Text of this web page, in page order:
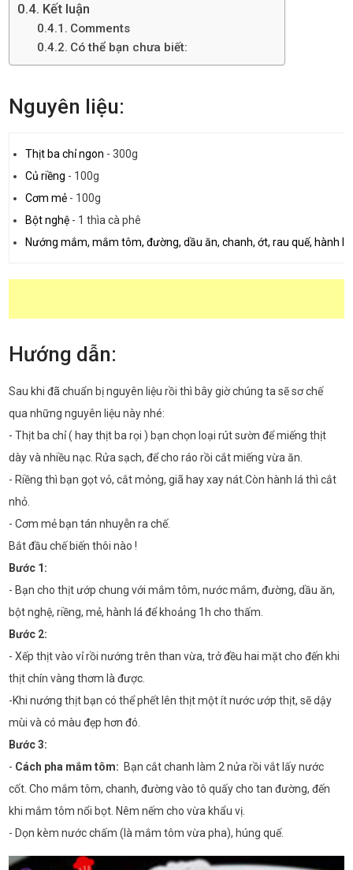
Kết luận
Comments
Có thể bạn chưa biết:
Nguyên liệu:
Thịt ba chỉ ngon -300g
Củ riềng - 100g
Cơm mẻ - 100g
Bột nghệ - 1 thìa cà phê
Nướng mắm, mắm tôm, đường, dầu ăn, chanh, ớt, rau quế, hành lá
Hướng dẫn:
Sau khi đã chuẩn bị nguyên liệu rồi thì bây giờ chúng ta sẽ sơ chế
qua những nguyên liệu này nhé:
- Thịt ba chỉ ( hay thịt ba rọi ) bạn chọn loại rút sườn để miếng thịt
dày và nhiều nạc. Rửa sạch, để cho ráo rồi cắt miếng vừa ăn.
- Riềng thì bạn gọt vỏ, cắt mỏng, giã hay xay nát.Còn hành lá thì cắt
nhỏ.
- Cơm mẻ bạn tán nhuyễn ra chế.
Bắt đầu chế biến thôi nào !
Bước 1:
- Bạn cho thịt ướp chung với mắm tôm, nước mắm, đường, dầu ăn,
bột nghệ, riềng, mẻ, hành lá để khoảng 1h cho thấm.
Bước 2:
- Xếp thịt vào vỉ rồi nướng trên than vừa, trở đều hai mặt cho đến khi
thịt chín vàng thơm là được.
-Khi nướng thịt bạn có thể phết lên thịt một ít nước ướp thịt, sẽ dậy
mùi và có màu đẹp hơn đó.
Bước 3:
- Cách pha mắm tôm: Bạn cắt chanh làm 2 nửa rồi vắt lấy nước
cốt. Cho mắm tôm, chanh, đường vào tô quấy cho tan đường, đến
khi mắm tôm nổi bọt. Nêm nếm cho vừa khẩu vị.
- Dọn kèm nước chấm (là mắm tôm vừa pha), húng quế.